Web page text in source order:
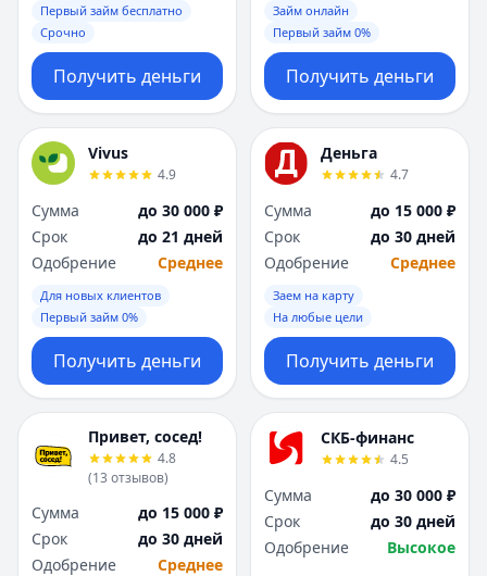
Первый займ бесплатно
Срочно
Получить деньги
Займ онлайн
Первый займ 0%
Получить деньги
Vivus
4.9
Сумма
до 30 000 ₽
Срок
до 21 дней
Одобрение
Среднее
Для новых клиентов
Первый займ 0%
Получить деньги
Деньга
4.7
Сумма
до 15 000 ₽
Срок
до 30 дней
Одобрение
Среднее
Заем на карту
На любые цели
Получить деньги
Привет, сосед!
4.8
(13 отзывов)
Сумма
до 15 000 ₽
Срок
до 30 дней
Одобрение
Среднее
СКБ-финанс
4.5
Сумма
до 30 000 ₽
Срок
до 30 дней
Одобрение
Высокое